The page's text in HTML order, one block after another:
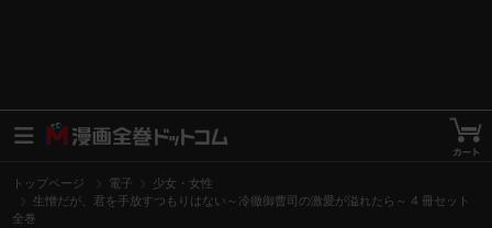
トップページ 電子
少女・女性
生憎だが、君を手放すつもりはない～冷徹御曹司の激愛が溢れたら～ 4 冊セット
全巻